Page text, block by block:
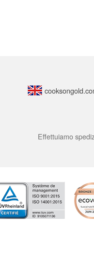
Effettuiamo